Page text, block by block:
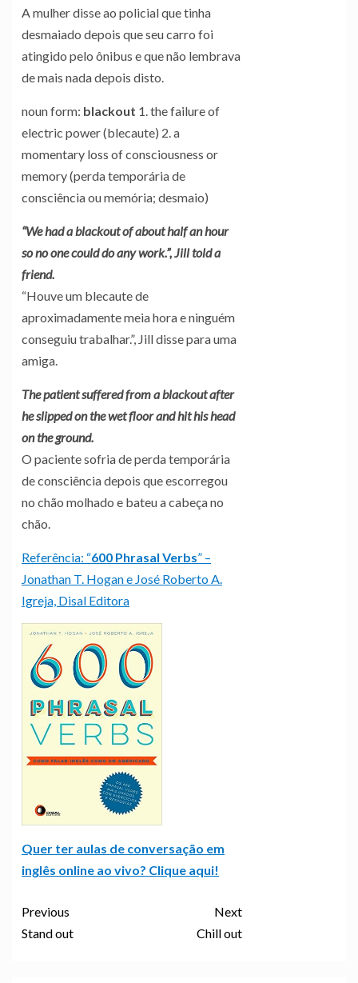
A mulher disse ao policial que tinha
desmaiado depois que seu carro foi
atingido pelo ônibus e que não lembrava
de mais nada depois disto.
noun form: blackout 1. the failure of
electric power (blecaute) 2. a
momentary loss of consciousness or
memory (perda temporária de
consciência ou memória; desmaio)
“We had a blackout of about half an hour
so no one could do any work.”, Jill told a
friend.
“Houve um blecaute de
aproximadamente meia hora e ninguém
conseguiu trabalhar.”, Jill disse para uma
amiga.
The patient suffered from a blackout after
he slipped on the wet floor and hit his head
on the ground.
O paciente sofria de perda temporária
de consciência depois que escorregou
no chão molhado e bateu a cabeça no
chão.
Referência: “600 Phrasal Verbs” –
Jonathan T. Hogan e José Roberto A.
Igreja, Disal Editora
Quer ter aulas de conversação em
inglês online ao vivo? Clique aqui!
Previous
Stand out
Next
Chill out